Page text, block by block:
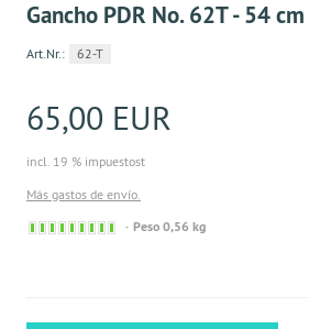
Gancho PDR No. 62T - 54
Art.Nr.: 62-T
65,00 EUR
incl. 19 % impuestost
Más gastos de envío.
Sofort
Peso 0,56 kg